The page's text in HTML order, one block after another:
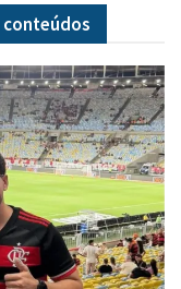
conteúdos